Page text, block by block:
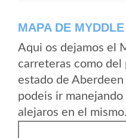
MAPA DE MYDDLE
Aqui os dejamos el
carreteras como del
estado de
podeis ir
alejaros en el mismo.